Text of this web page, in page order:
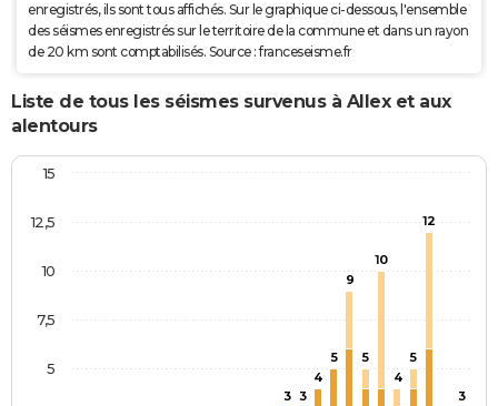
enregistrés, ils sont tous affichés. Sur le graphique ci-dessous, l'ensemble
des séismes enregistrés sur le territoire de la commune et dans un rayon
de 20 km sont comptabilisés. Source : franceseisme.fr
Liste de tous les séismes survenus à Allex et aux
alentours
3 3
4
5
9
5
10
4
5
12
3
5
7,5
10
12,5
15